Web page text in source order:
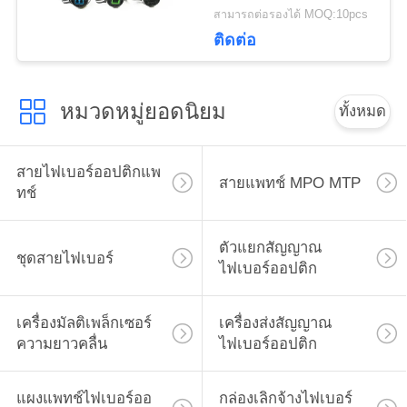
PRIVACY
POLICY
สามารถต่อรองได้ MOQ:10pcs
ติดต่อ
หมวดหมู่ยอดนิยม ทั้งหมด
สายไฟเบอร์ออปติกแพ
ทช์
สายแพทช์ MPO MTP
ชุดสายไฟเบอร์
ตัวแยกสัญญาณ
ไฟเบอร์ออปติก
เครื่องมัลติเพล็กเซอร์
ความยาวคลื่น
เครื่องส่งสัญญาณ
ไฟเบอร์ออปติก
แผงแพทช์ไฟเบอร์ออ กล่องเลิกจ้างไฟเบอร์